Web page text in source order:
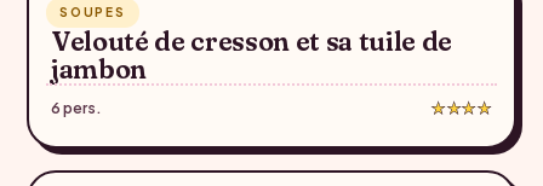
SOUPES
Velouté de cresson et sa tuile de
jambon
6 pers. ★★★★